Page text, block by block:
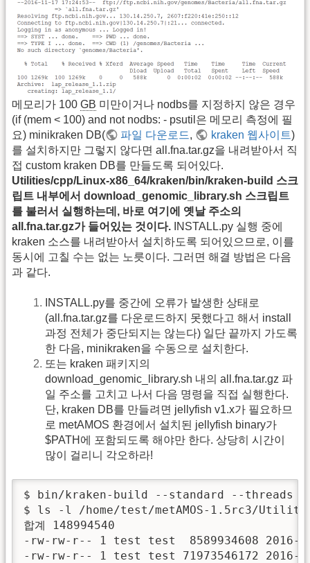
메모리가 100 GB 미만이거나 nodbs를 지정하지 않은 경우
(if (mem < 100) and not nodbs: - psutil은 메모리 측정에 필
요) minikraken DB(
파일 다운로드, kraken 웹사이트)
를 설치하지만 그렇지 않다면 all.fna.tar.gz을 내려받아서 직
접 custom kraken DB를 만들도록 되어있다.
Utilities/cpp/Linux-x86_64/kraken/bin/kraken-build 스크
립트 내부에서 download_genomic_library.sh 스크립트
를 불러서 실행하는데, 바로 여기에 옛날 주소의
all.fna.tar.gz가 들어있는 것이다. INSTALL.py 실행 중에
kraken 소스를 내려받아서 설치하도록 되어있으므로, 이를
동시에 고칠 수는 없는 노릇이다. 그러면 해결 방법은 다음
과 같다.
INSTALL.py를 중간에 오류가 발생한 상태로
(all.fna.tar.gz를 다운로드하지 못했다고 해서 install
과정 전체가 중단되지는 않는다) 일단 끝까지 가도록
한 다음, minikraken을 수동으로 설치한다.
또는 kraken 패키지의
download_genomic_library.sh 내의 all.fna.tar.gz 파
일 주소를 고치고 나서 다음 명령을 직접 실행한다.
단, kraken DB를 만들려면 jellyfish v1.x가 필요하므
로 metAMOS 환경에서 설치된 jellyfish binary가
$PATH에 포함되도록 해야만 한다. 상당히 시간이
많이 걸리니 각오하라!
$ bin/kraken-build --standard --threads
$ ls -l /home/test/metAMOS-1.5rc3/
합계 148994540
-rw-rw-r-- 1 test test  8589934608 2016-
-rw-rw-r-- 1 test test 71973546172 2016-